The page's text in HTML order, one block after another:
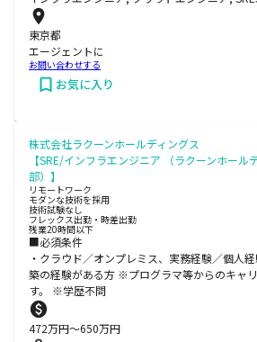
東京都
エージェントに
お問い合わせする
お気に入り
株式会社ラクーンホールディングス
【SRE/インフラエンジニア （ラクーンホール
部）】
リモートワーク
モダンな技術を採用
技術試験なし
フレックス出勤・時差出勤
残業20時間以下
■必須条件
・クラウド／オンプレミス、実務経験／個人
築の経験がある方 ※プログラマ等からのキャ
す。 ※学歴不問
472万円〜650万円